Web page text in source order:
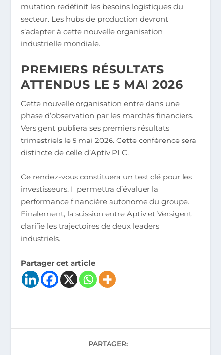
mutation redéfinit les besoins logistiques du
secteur. Les hubs de production devront
s’adapter à cette nouvelle organisation
industrielle mondiale.
PREMIERS RÉSULTATS
ATTENDUS LE 5 MAI 2026
Cette nouvelle organisation entre dans une
phase d’observation par les marchés financiers.
Versigent publiera ses premiers résultats
trimestriels le 5 mai 2026. Cette conférence sera
distincte de celle d’Aptiv PLC.
Ce rendez-vous constituera un test clé pour les
investisseurs. Il permettra d’évaluer la
performance financière autonome du groupe.
Finalement, la scission entre Aptiv et Versigent
clarifie les trajectoires de deux leaders
industriels.
Partager cet article
PARTAGER: